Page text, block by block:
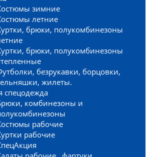
зимние
летние
брюки, полукомбинезоны
брюки, полукомбинезоны
безрукавки, борцовки,
жилеты.
спецодежда
комбинезоны и
рабочие
рабочие